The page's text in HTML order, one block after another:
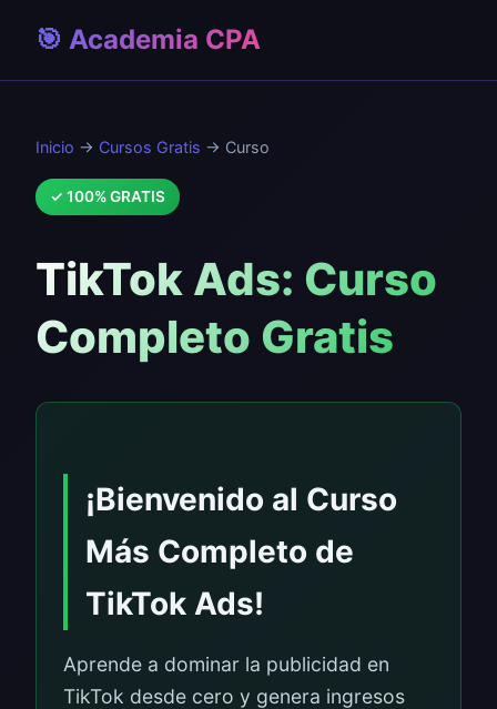
🎯 Academia CPA
Inicio → Cursos Gratis → Curso
✓ 100% GRATIS
TikTok Ads: Curso
Completo Gratis
¡Bienvenido al Curso
Más Completo de
TikTok Ads!
Aprende a dominar la publicidad en
TikTok desde cero y genera ingresos